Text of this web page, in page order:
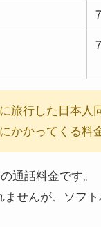
旅行した日本人
かかってくる料
通話料金です。
ませんが、ソフ